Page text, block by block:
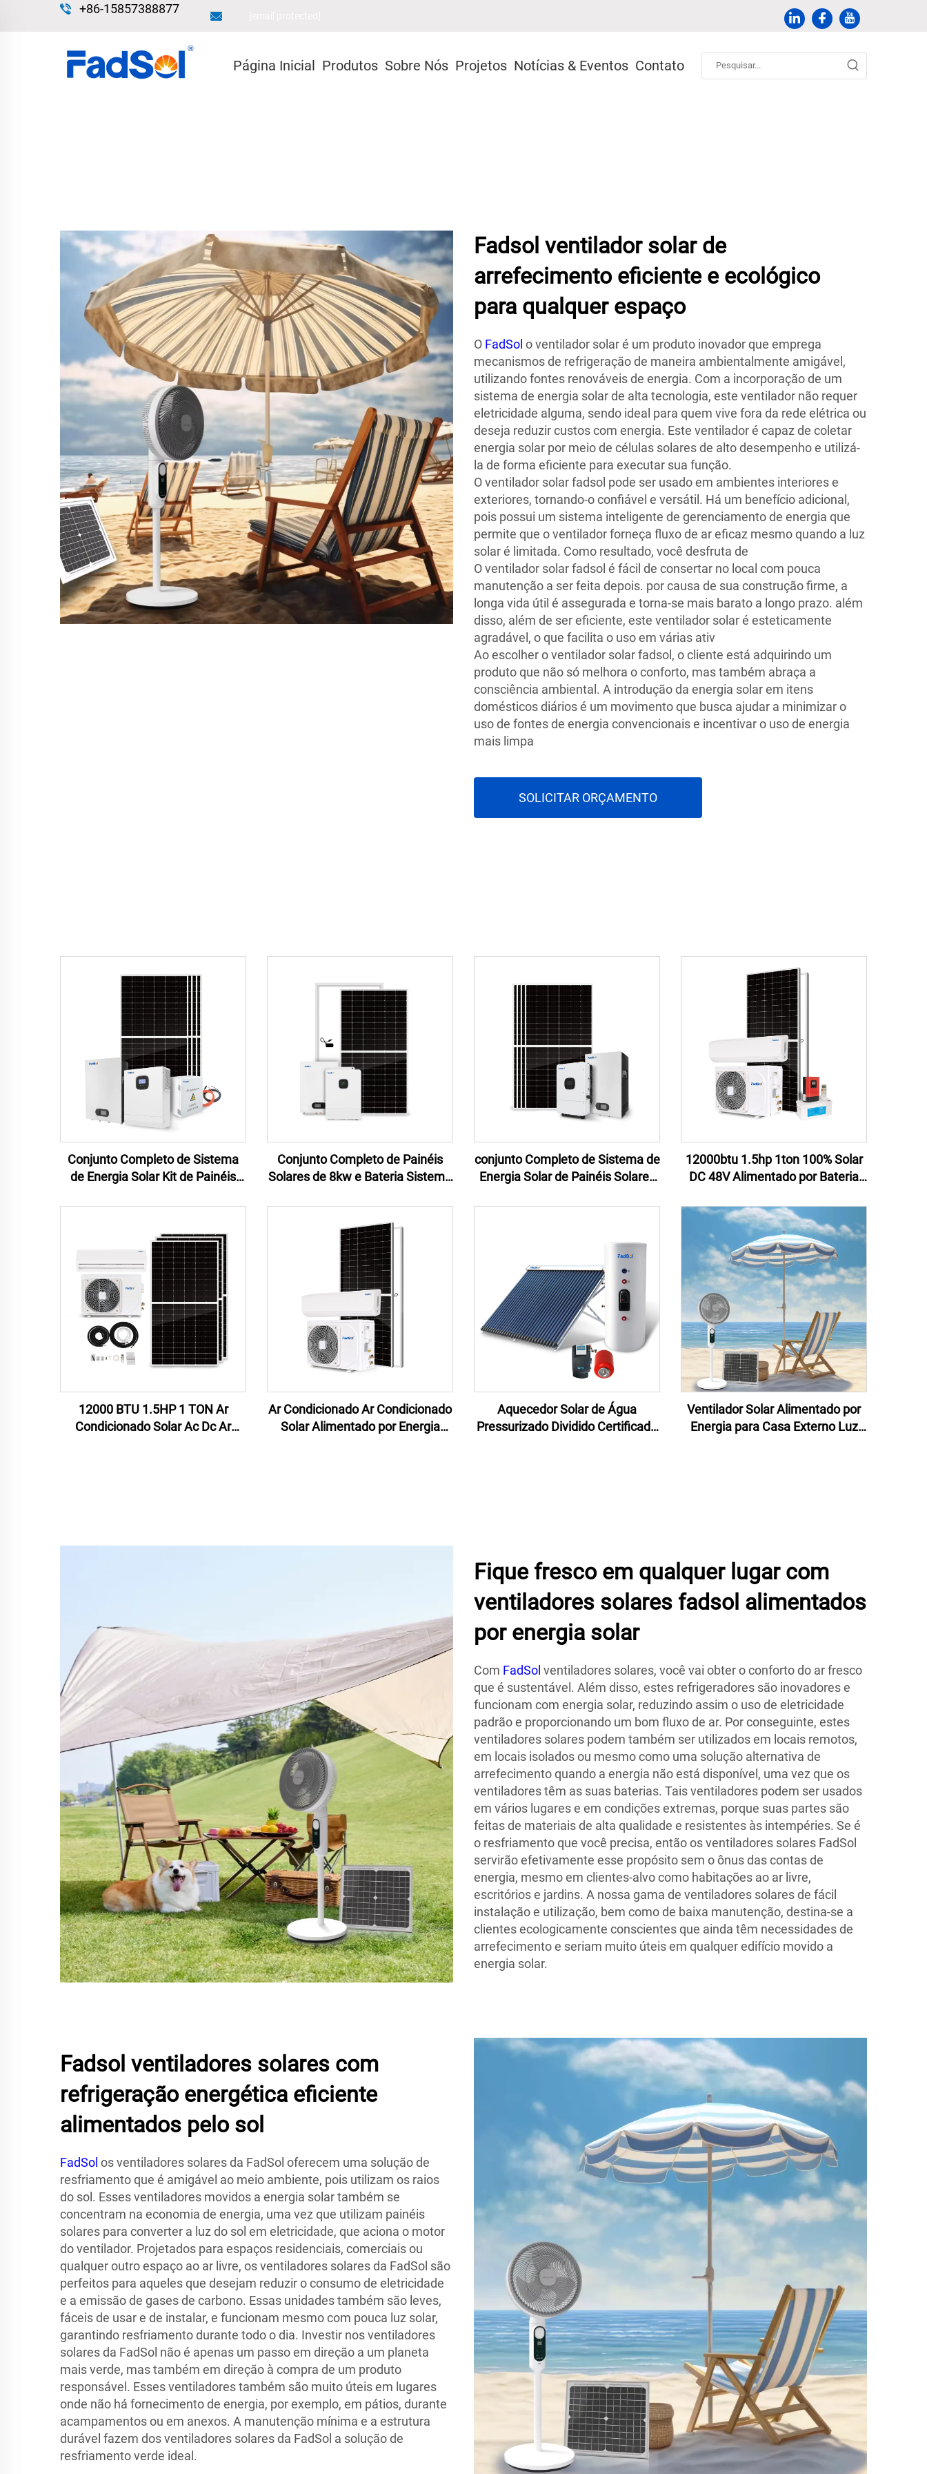
+86-15857388877
Página Inicial Produtos Sobre Nós Projetos Notícias & Eventos Contato
Fadsol ventilador solar de
arrefecimento eficiente e ecológico
para qualquer espaço
O FadSol o ventilador solar é um produto inovador que emprega
mecanismos de refrigeração de maneira ambientalmente amigável,
utilizando fontes renováveis de energia. Com a incorporação de um
sistema de energia solar de alta tecnologia, este ventilador não requer
eletricidade alguma, sendo ideal para quem vive fora da rede elétrica ou
deseja reduzir custos com energia. Este ventilador é capaz de coletar
energia solar por meio de células solares de alto desempenho e utilizá-
la de forma eficiente para executar sua função.
O ventilador solar fadsol pode ser usado em ambientes interiores e
exteriores, tornando-o confiável e versátil. Há um benefício adicional,
pois possui um sistema inteligente de gerenciamento de energia que
permite que o ventilador forneça fluxo de ar eficaz mesmo quando a luz
solar é limitada. Como resultado, você desfruta de
O ventilador solar fadsol é fácil de consertar no local com pouca
manutenção a ser feita depois. por causa de sua construção firme, a
longa vida útil é assegurada e torna-se mais barato a longo prazo. além
disso, além de ser eficiente, este ventilador solar é esteticamente
agradável, o que facilita o uso em várias ativ
Ao escolher o ventilador solar fadsol, o cliente está adquirindo um
produto que não só melhora o conforto, mas também abraça a
consciência ambiental. A introdução da energia solar em itens
domésticos diários é um movimento que busca ajudar a minimizar o
uso de fontes de energia convencionais e incentivar o uso de energia
mais limpa
SOLICITAR ORÇAMENTO
Conjunto Completo de Sistema
de Energia Solar Kit de Painéis
Residencial 5KW Sistema de
Conjunto Completo de Painéis
Solares de 8kw e Bateria Sistema
Armazenamento de Bateria de
8kw Sistema de Energia
Residencial
conjunto Completo de Sistema de
Energia Solar de Painéis Solares
Híbrido Off Grid
12000btu 1.5hp 1ton 100% Solar
DC 48V Alimentado por Bateria
Dividido Para Preço de Casa
12000 BTU 1.5HP 1 TON Ar
Condicionado Solar Ac Dc Ar
Ar Condicionado Ar Condicionado
Solar Alimentado por Energia
Aquecedor Solar de Água
Pressurizado Dividido Certificado
Ventilador Solar Alimentado por
Energia para Casa Externo Luz
Fique fresco em qualquer lugar com
ventiladores solares fadsol alimentados
por energia solar
Com FadSol ventiladores solares, você vai obter o conforto do ar fresco
que é sustentável. Além disso, estes refrigeradores são inovadores e
funcionam com energia solar, reduzindo assim o uso de eletricidade
padrão e proporcionando um bom fluxo de ar. Por conseguinte, estes
ventiladores solares podem também ser utilizados em locais remotos,
em locais isolados ou mesmo como uma solução alternativa de
arrefecimento quando a energia não está disponível, uma vez que os
ventiladores têm as suas baterias. Tais ventiladores podem ser usados
em vários lugares e em condições extremas, porque suas partes são
feitas de materiais de alta qualidade e resistentes às intempéries. Se é
o resfriamento que você precisa, então os ventiladores solares FadSol
servirão efetivamente esse propósito sem o ônus das contas de
energia, mesmo em clientes-alvo como habitações ao ar livre,
escritórios e jardins. A nossa gama de ventiladores solares de fácil
instalação e utilização, bem como de baixa manutenção, destina-se a
clientes ecologicamente conscientes que ainda têm necessidades de
arrefecimento e seriam muito úteis em qualquer edifício movido a
energia solar.
Fadsol ventiladores solares com
refrigeração energética eficiente
alimentados pelo sol
FadSol os ventiladores solares da FadSol oferecem uma solução de
resfriamento que é amigável ao meio ambiente, pois utilizam os raios
do sol. Esses ventiladores movidos a energia solar também se
concentram na economia de energia, uma vez que utilizam painéis
solares para converter a luz do sol em eletricidade, que aciona o motor
do ventilador. Projetados para espaços residenciais, comerciais ou
qualquer outro espaço ao ar livre, os ventiladores solares da FadSol são
perfeitos para aqueles que desejam reduzir o consumo de eletricidade
e a emissão de gases de carbono. Essas unidades também são leves,
fáceis de usar e de instalar, e funcionam mesmo com pouca luz solar,
garantindo resfriamento durante todo o dia. Investir nos ventiladores
solares da FadSol não é apenas um passo em direção a um planeta
mais verde, mas também em direção à compra de um produto
responsável. Esses ventiladores também são muito úteis em lugares
onde não há fornecimento de energia, por exemplo, em pátios, durante
acampamentos ou em anexos. A manutenção mínima e a estrutura
durável fazem dos ventiladores solares da FadSol a solução de
resfriamento verde ideal.